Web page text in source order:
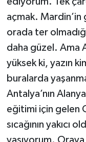
açmak. Mardin’in
orada ter
daha güzel. Ama
yüksek ki, yazın
buralarda
Antalya’nın
eğitimi için gelen
sıcağının yakıcı